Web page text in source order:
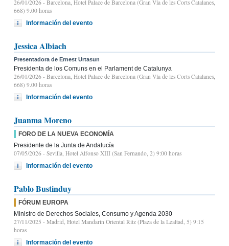
26/01/2026 - Barcelona, Hotel Palace de Barcelona (Gran Vía de les Corts Catalanes,
668) 9.00 horas
Información del evento
Jessica Albiach
Presentadora de Ernest Urtasun
Presidenta de los Comuns en el Parlament de Catalunya
26/01/2026 - Barcelona, Hotel Palace de Barcelona (Gran Vía de les Corts Catalanes,
668) 9.00 horas
Información del evento
Juanma Moreno
FORO DE LA NUEVA ECONOMÍA
Presidente de la Junta de Andalucía
07/05/2026 - Sevilla, Hotel Alfonso XIII (San Fernando, 2) 9:00 horas
Información del evento
Pablo Bustinduy
FÓRUM EUROPA
Ministro de Derechos Sociales, Consumo y Agenda 2030
27/11/2025 - Madrid, Hotel Mandarin Oriental Ritz (Plaza de la Lealtad, 5) 9:15
horas
Información del evento